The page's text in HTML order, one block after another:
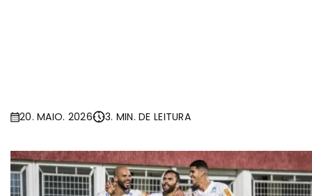
20. MAIO. 2026 3. MIN. DE LEITURA